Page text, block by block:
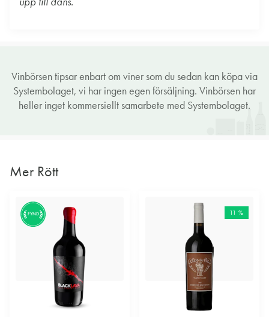
Vinbörsen tipsar enbart om viner som du sedan kan köpa via
Systembolaget, vi har ingen egen försäljning. Vinbörsen har
heller inget kommersiellt samarbete med Systembolaget.
Mer Rött
FYND 11 %